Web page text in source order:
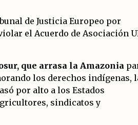
de Justicia Europeo por
el Acuerdo de Asociación
que arrasa la Amazonia
los derechos indígenas,
por alto a los Estados
sindicatos y